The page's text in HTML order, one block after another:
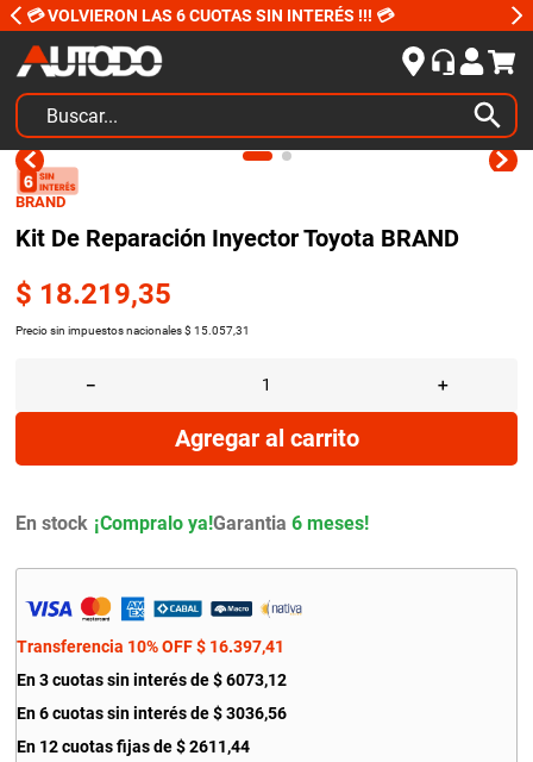
💳 VOLVIERON LAS 6 CUOTAS SIN INTERÉS !!! 💳
Buscar...
BRAND
Kit De Reparación Inyector Toyota BRAND
$ 18.219,35
Precio sin impuestos nacionales $ 15. 057,31
＋
－
Agregar al carrito
En stock Garantia 6 meses!
Transferencia 10% OFF $ 16.397,41
En 3 cuotas sin interés de $ 6073,12
En 6 cuotas sin interés de$ 3036,56
En 12 cuotas fijas de $ 2611,44
TÉRMINOS MÁS BUSCADOS
1.
kits
2.
amortiguadores
3
honda civic
4.
kit distribución
6.
bora